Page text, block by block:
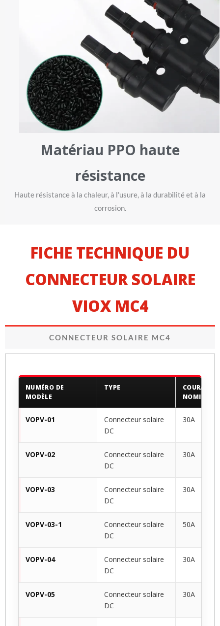
Matériau PPO haute
résistance
Haute résistance à la chaleur, à l'usure, à la durabilité et à la
corrosion.
FICHE TECHNIQUE DU
CONNECTEUR SOLAIRE
VIOX MC4
CONNECTEUR SOLAIRE MC4
NUMÉRO DE
MODÈLE
TYPE
COURANT
NOMINAL
VOPV-01
Connecteur solaire
DC
30A
VOPV-02
Connecteur solaire
DC
30A
VOPV-03
Connecteur solaire
DC
30A
VOPV-03-1
Connecteur solaire
DC
50A
VOPV-04
Connecteur solaire
DC
30A
VOPV-05
Connecteur solaire
DC
30A